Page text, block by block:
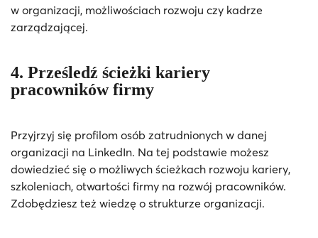
w organizacji, możliwościach rozwoju czy kadrze
zarządzającej.
4. Prześledź ścieżki kariery
pracowników firmy
Przyjrzyj się profilom osób zatrudnionych w danej
organizacji na LinkedIn. Na tej podstawie możesz
dowiedzieć się o możliwych ścieżkach rozwoju kariery,
szkoleniach, otwartości firmy na rozwój pracowników.
Zdobędziesz też wiedzę o strukturze organizacji.